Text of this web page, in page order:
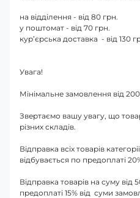
на відділення - від 80 грн.
у поштомат - від 70 грн.
кур’єрська доставка - від 130
Увага!
Мінімальне замовлення від
Звертаємо вашу увагу, що
різних складів.
Відправка всіх товарів
відбувається по предоплаті
Відправка товарів на суму від
предоплаті 15% від суми